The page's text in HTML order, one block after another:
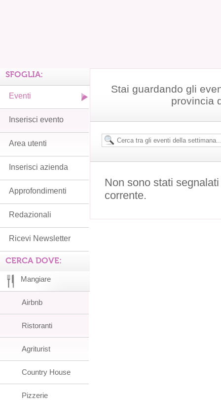
Stai guardando gli
provincia
Non sono stati
corrente.
SFOGLIA:
Eventi
Inserisci evento
Area utenti
Inserisci azienda
Approfondimenti
Redazionali
Ricevi Newsletter
CERCA DOVE:
Mangiare
Airbnb
Ristoranti
Agriturist
Country House
Pizzerie